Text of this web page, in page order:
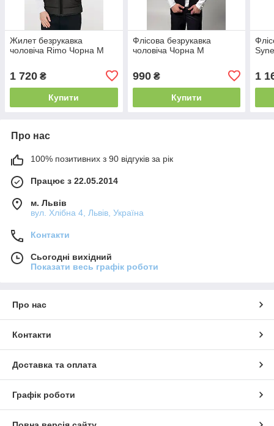
Жилет безрукавка
чоловіча Rimo Чорна M
1 720 ₴
Купити
Флісова безрукавка
чоловіча Чорна M
990₴
Купити
1
Про нас
100% позитивних з 90 відгуків за рік
Працює з 22.05.2014
м. Львів
вул. Хлібна 4, Львів, Україна
Контакти
Сьогодні вихідний
Показати весь графік роботи
Про нас
Контакти
Доставка та оплата
Графік роботи